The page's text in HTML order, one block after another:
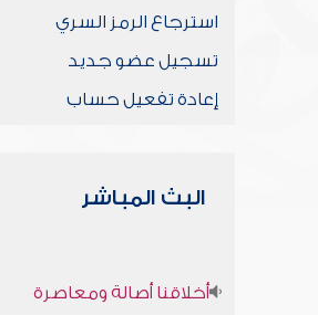
استرجاع الرمز السري
تسجيل عضو جديد
إعادة تفعيل حساب
البث المباشر
أخلاقنا أصالة ومعاصرة